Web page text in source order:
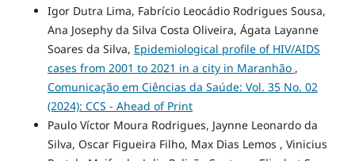
Igor Dutra Lima, Fabrício Leocádio Rodrigues Sousa,
Ana Josephy da Silva Costa Oliveira, Ágata Layanne
Soares da Silva, Epidemiological profile of HIV/AIDS
cases from 2001 to 2021 in a city in Maranhão ,
Comunicação em Ciências da Saúde: Vol. 35 No. 02
(2024): CCS - Ahead of Print
Paulo Víctor Moura Rodrigues, Jaynne Leonardo da
Silva, Oscar Figueira Filho, Max Dias Lemos , Vinicius